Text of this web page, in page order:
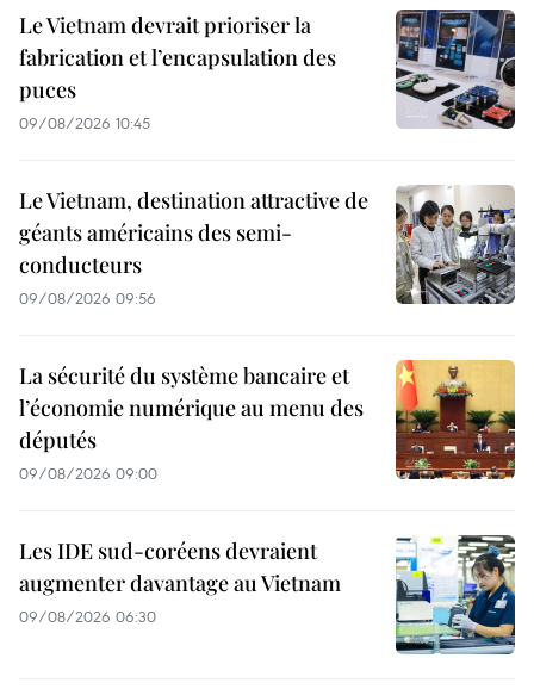
Le Vietnam devrait prioriser la
fabrication et l’encapsulation des
puces
09/08/2026 10:45
Le Vietnam, destination attractive de
géants américains des semi-
conducteurs
09/08/2026 09:56
La sécurité du système bancaire et
l’économie numérique au menu des
députés
09/08/2026 09:00
Les IDE sud-coréens devraient
augmenter davantage au Vietnam
09/08/2026 06:30